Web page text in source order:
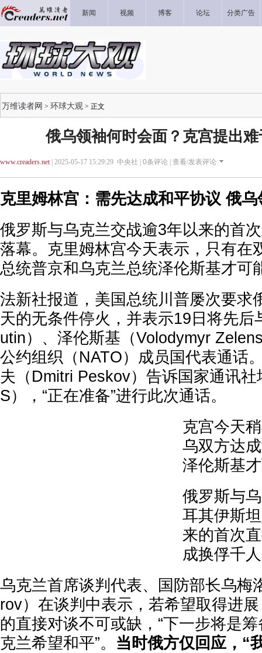
新闻 视频 博客 论坛 分类广告
万维读者网 > 环球大观 > 正文
俄乌领袖何时会面？克宫提出
www.creaders.net| 2025-05-17 15:29:29 中央社 | 0条评论 | 查看/发表评论
克里姆林宫：需先达成和平协议 俄
俄罗斯与乌克兰交战逾3年以来的首
落幕。克里姆林宫今天表示，只有在
总统普京和乌克兰总统泽伦斯基才可
法新社报道，美国总统川普屡次要求
天的无条件停火，并表示19日将先后
utin）、泽伦斯基（Volodymyr
公约组织（NATO）成员国代表通话
夫（Dmitri Peskov）告诉国家通讯社
S），“正在准备”进行此次通话。
克宫今天
乌双方达
泽伦斯基
俄罗斯与
耳其伊斯
来的首次
成换俘千
乌克兰首席谈判代表、国防部长乌梅
rov）在谈判中表示，若希望取得进
的直接对谈不可或缺，“下一步将是
克兰希望和平”。 当时俄方仅回应，“